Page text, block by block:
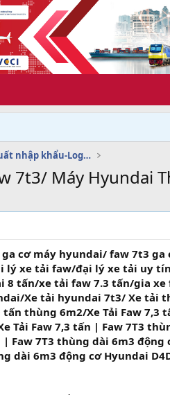
Dịch vụ doanh nghiệp xuất nhập khẩu-Logistics
7t3/ Máy Hyundai
cơ máy hyundai/ faw 7t3 ga
lý xe tải faw/đại lý xe tải uy
tấn/xe tải faw 7.3 tấn/gia
Xe tải hyundai 7t3/ Xe tải
thùng 6m2/Xe Tải Faw 7,3
Tải Faw 7,3 tấn | Faw 7T3
| Faw 7T3 thùng dài 6m3 động
dài 6m3 động cơ Hyundai